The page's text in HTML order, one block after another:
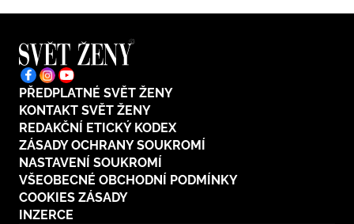
PŘEDPLATNÉ SVĚT ŽENY
KONTAKT SVĚT ŽENY
REDAKČNÍ ETICKÝ KODEX
ZÁSADY OCHRANY SOUKROMÍ
NASTAVENÍ SOUKROMÍ
VŠEOBECNÉ OBCHODNÍ PODMÍNKY
COOKIES ZÁSADY
INZERCE